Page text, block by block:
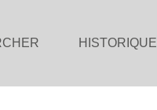
HISTORIQUE